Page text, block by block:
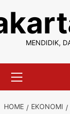
content
MENDIDIK,
Menu
HOME EKONOMI